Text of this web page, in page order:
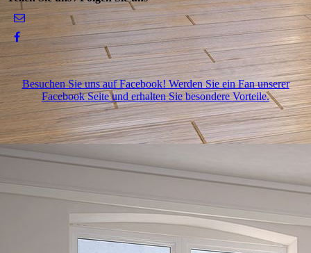
Besuchen Sie uns auf Facebook! Werden Sie ein Fan unserer
Facebook Seite und erhalten Sie besondere Vorteile.